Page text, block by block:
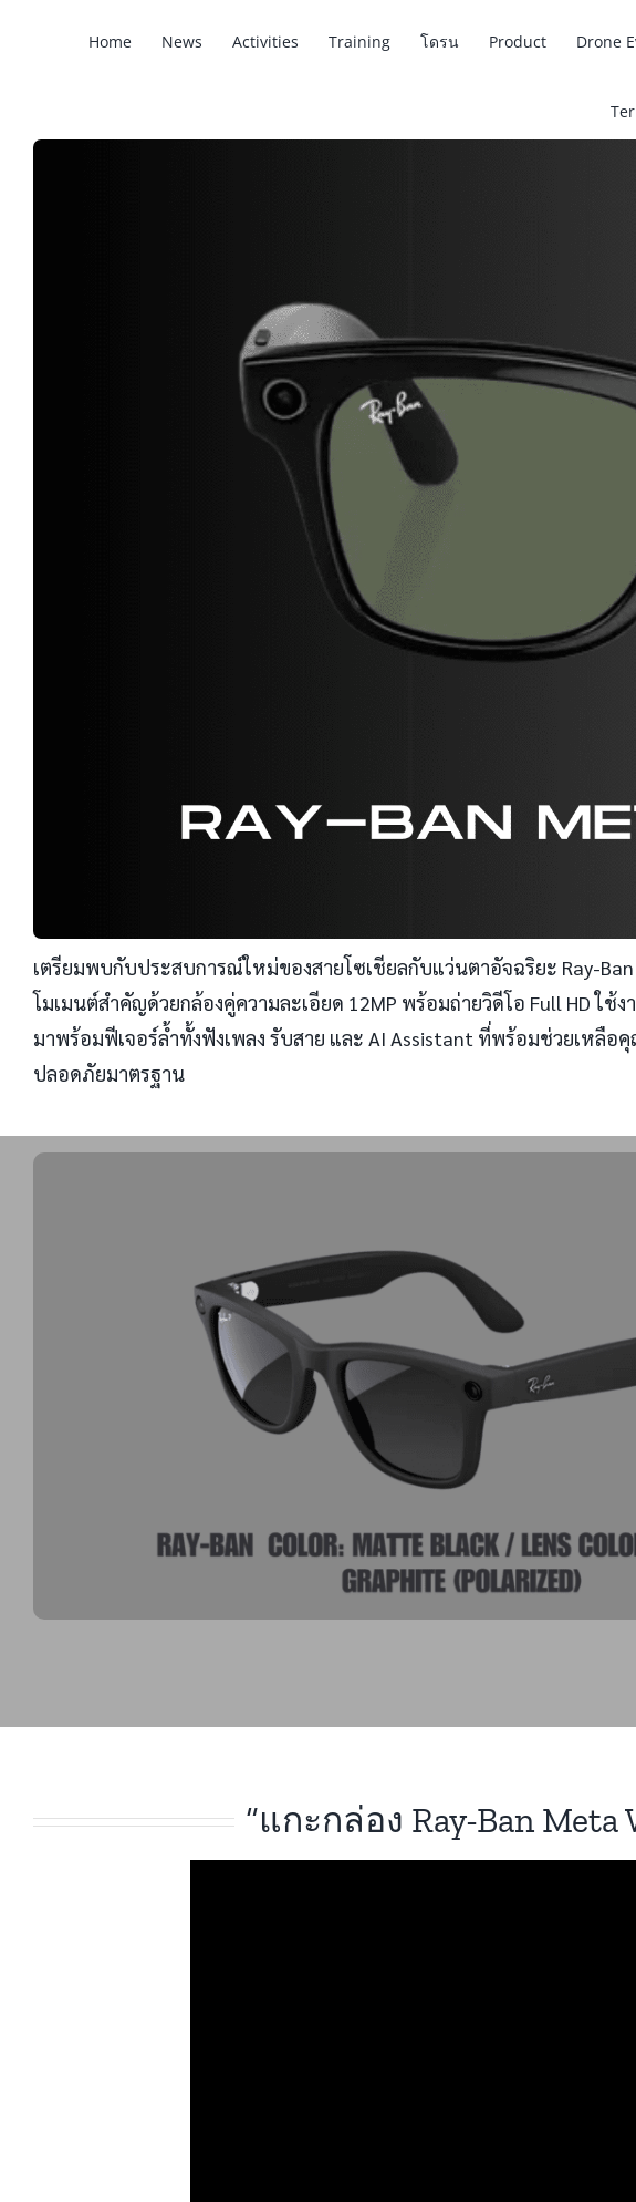
Home News Activities Training โดรน Product Drone
เตรียมพบกับประสบการณ์ใหม่ของสายโซเชียลกับแว่นตาอัจฉริยะ Ray-
โมเมนต์สำคัญด้วยกล้องคู่ความละเอียด 12MP พร้อมถ่ายวิดีโอ Full HD ใ
มาพร้อมฟีเจอร์ล้ำทั้งฟังเพลง รับสาย และ AI Assistant ที่พร้อมช่วยเหลือ
ปลอดภัยมาตรฐาน
“แกะกล่อง Ray-Ban